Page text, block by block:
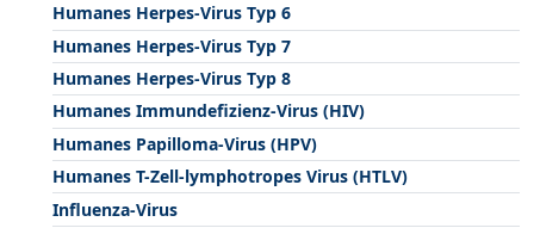
Humanes Herpes-Virus Typ 6
Humanes Herpes-Virus Typ 7
Humanes Herpes-Virus Typ 8
Humanes Immundefizienz-Virus (HIV)
Humanes Papilloma-Virus (HPV)
Humanes T-Zell-lymphotropes Virus (HTLV)
Influenza-Virus